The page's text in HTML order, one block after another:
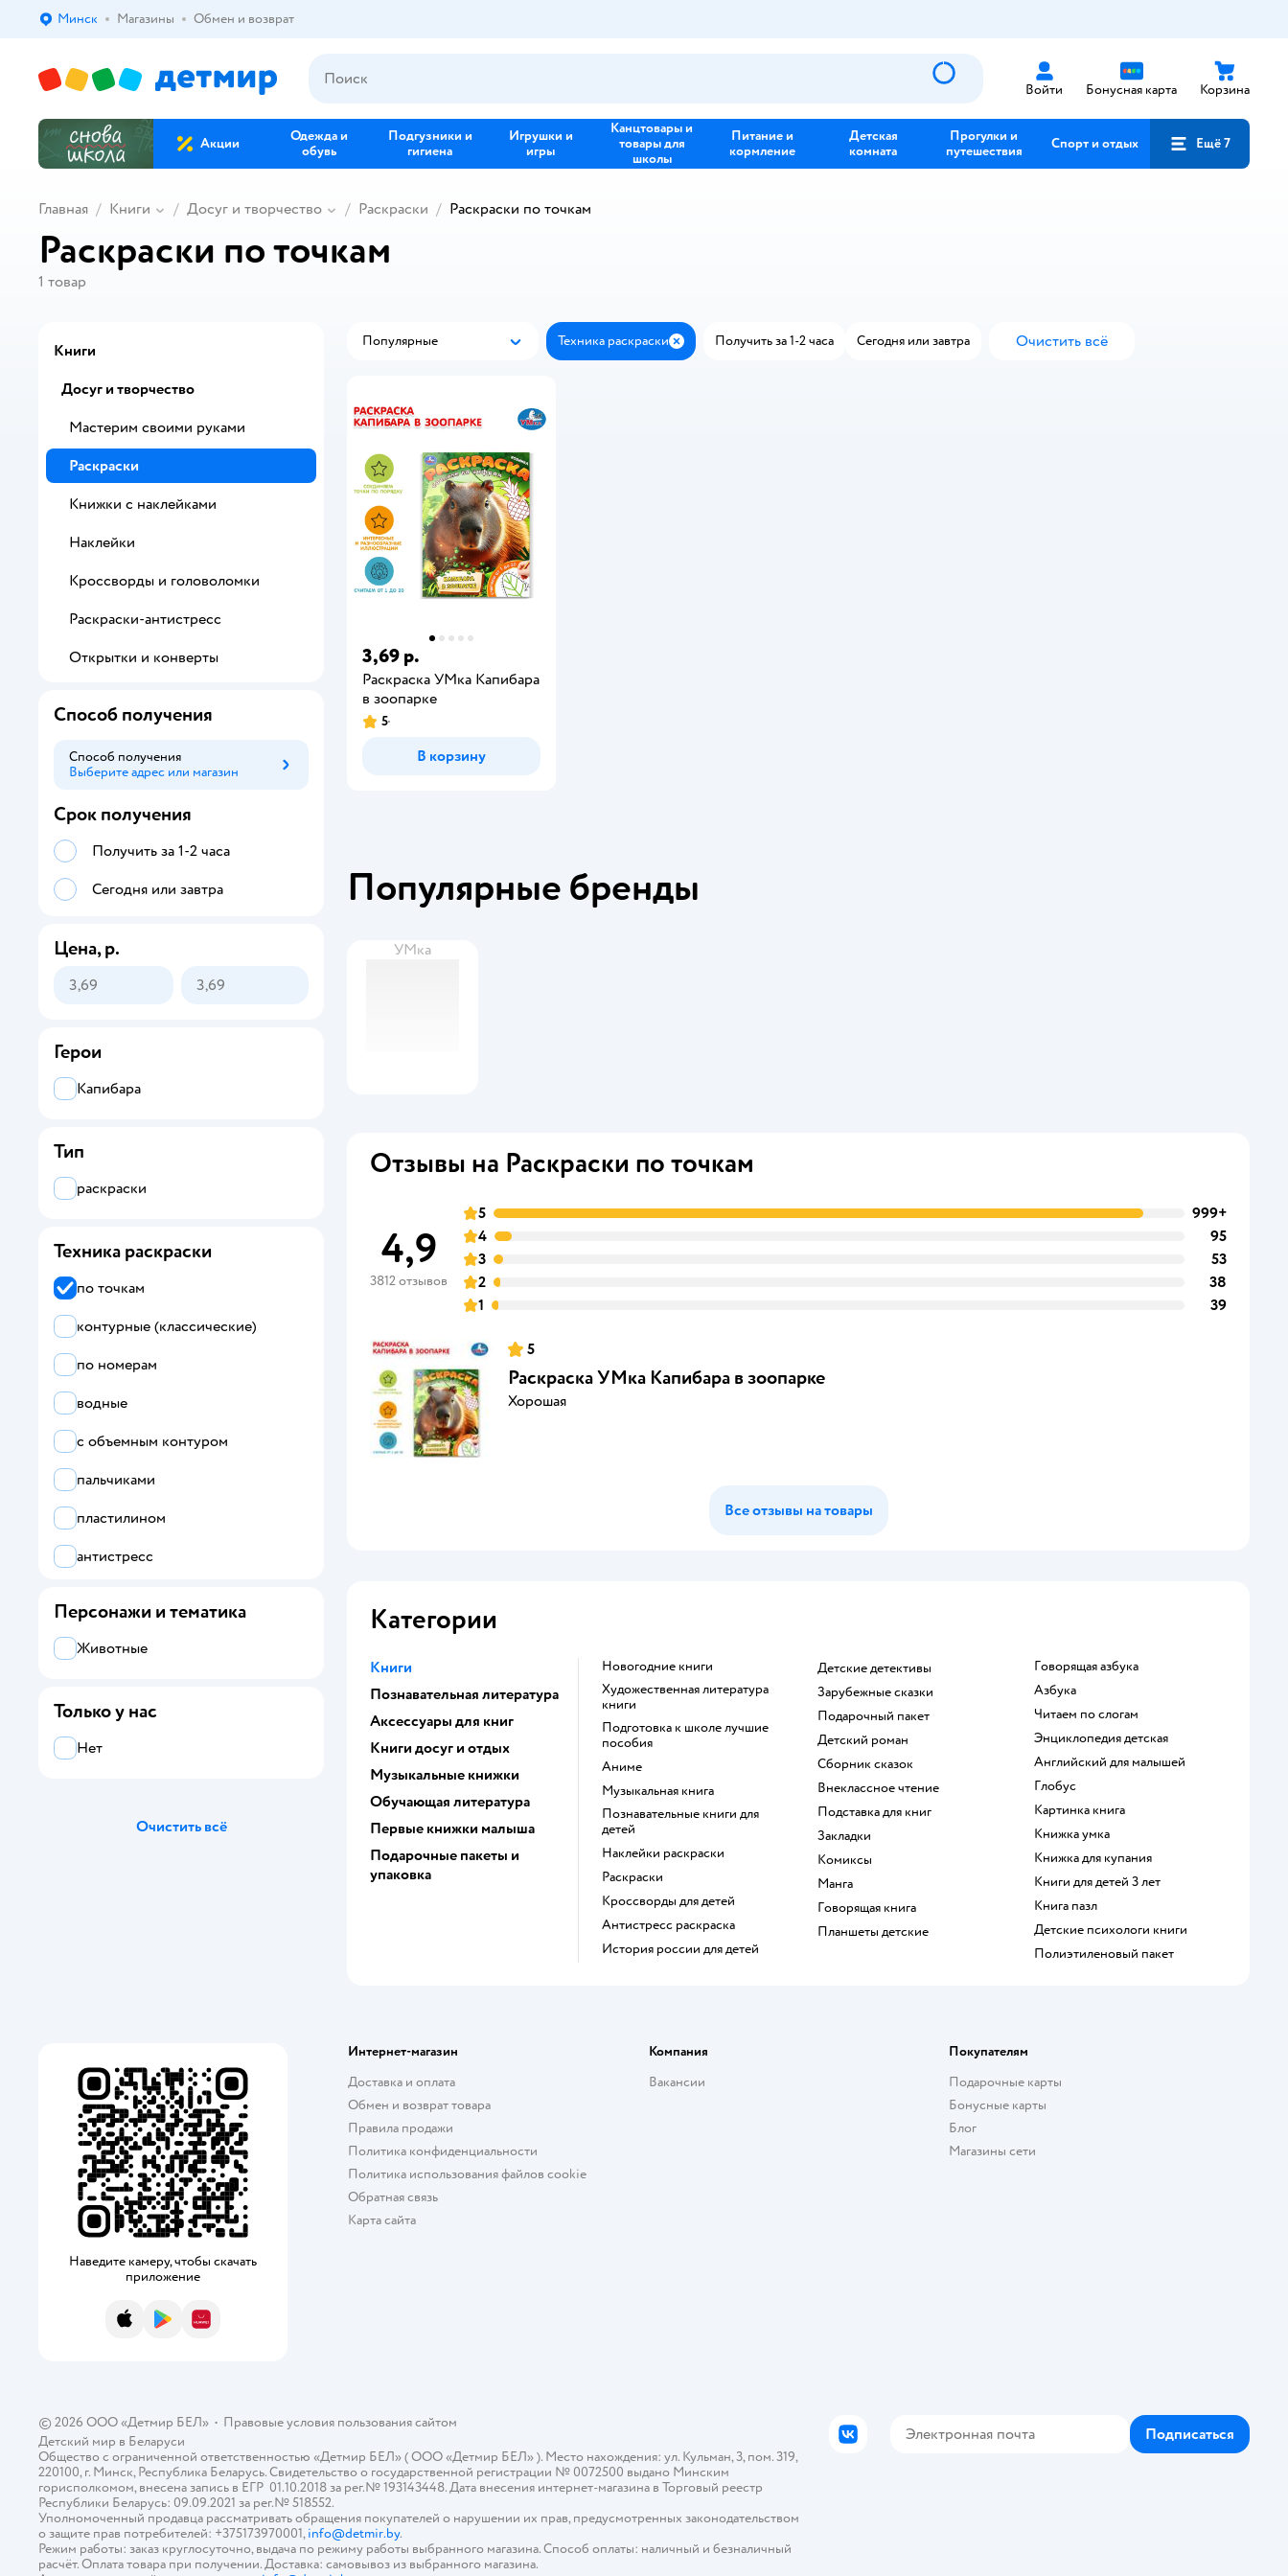
Выбор адреса доставки.
Минск Магазины Обмен и возврат
Войти Бонусная карта Корзина
Акции
Одежда и
обувь
Подгузники и
гигиена
Игрушки и
игры
Канцтовары и
товары для
школы
Питание и
кормление
Детская
комната
Прогулки и
путешествия
Спорт и отдых Ещё 7
Главная Книги Досуг и творчество Раскраски Раскраски по точкам
Раскраски по точкам
1 товар
Популярные
Популярные Техника раскраски ЗакрытьПолучить за 1-2 часа Сегодня или завтра Очистить всё
3,69 р.
Раскраска УМка Капибара
в зоопарке
5
В корзину
Популярные бренды
УМка
Отзывы на Раскраски по точкам
4,9
3812 отзывов
5
999+
4
95
3
53
2
38
1
39
5
Раскраска УМка Капибара в зоопарке
Хорошая
Все отзывы на товары
Категории
Книги
Познавательная литература
Аксессуары для книг
Книги досуг и отдых
Музыкальные книжки
Обучающая литература
Первые книжки малыша
Подарочные пакеты и
упаковка
новогодние книги
художественная литература
книги
подготовка к школе лучшие
пособия
Аниме
музыкальная книга
познавательные книги для
детей
наклейки раскраски
раскраски
кроссворды для детей
антистресс раскраска
история россии для детей
детские детективы
зарубежные сказки
подарочный пакет
детский роман
сборник сказок
внеклассное чтение
подставка для книг
закладки
комиксы
манга
говорящая книга
Планшеты детские
говорящая азбука
азбука
читаем по слогам
энциклопедия детская
английский для малышей
глобус
картинка книга
книжка умка
книжка для купания
книги для детей 3 лет
книга пазл
детские психологи книги
полиэтиленовый пакет
Книги
Досуг и творчество
Мастерим своими руками
Раскраски
Книжки с наклейками
Наклейки
Кроссворды и головоломки
Раскраски-антистресс
Открытки и конверты
Способ получения
Способ получения
Выберите адрес или магазин
Способ получения
Срок получения
Получить за 1-2 часа
Сегодня или завтра
Цена, р.
Герои
Капибара
Тип
раскраски
Техника раскраски
по точкам
контурные (классические)
по номерам
водные
с объемным контуром
пальчиками
пластилином
антистресс
Персонажи и тематика
Животные
Только у нас
Нет
Очистить всё
Наведите камеру, чтобы скачать
приложение
App StoreGoogle PlayAppGallery
Интернет-магазин
Доставка и оплата
Обмен и возврат товара
Правила продажи
Политика конфиденциальности
Политика использования файлов cookie
Обратная связь
Карта сайта
Компания
Вакансии
Покупателям
Подарочные карты
Бонусные карты
Блог
Магазины сети
© 2026 ООО «Детмир БЕЛ» • Правовые условия пользования сайтом
Детский мир в Беларуси
Общество с ограниченной ответственностью «Детмир БЕЛ» ( ООО «Детмир БЕЛ» ). Место нахождения: ул. Кульман, 3, пом. 319,
220100, г. Минск, Республика Беларусь. Свидетельство о государственной регистрации № 0072500 выдано Минским
горисполкомом, внесена запись в ЕГР 01.10.2018 за рег.№ 193143448. Дата внесения интернет-магазина в Торговый реестр
Республики Беларусь: 09.09.2021 за рег.№ 518552.
Уполномоченный продавца рассматривать обращения покупателей о нарушении их прав, предусмотренных законодательством
о защите прав потребителей: +375173970001,info@detmir.by.
Режим работы: заказ круглосуточно, выдача по режиму работы выбранного магазина. Способ оплаты: наличный и безналичный
расчёт. Оплата товара при получении. Доставка: самовывоз из выбранного магазина.
ВКонтакте Подписаться